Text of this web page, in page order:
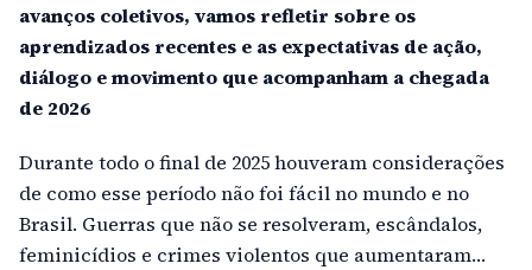
avanços coletivos, vamos refletir sobre os
aprendizados recentes e as expectativas de ação,
diálogo e movimento que acompanham a chegada
de 2026
Durante todo o final de 2025 houveram considerações
de como esse período não foi fácil no mundo e no
Brasil. Guerras que não se resolveram, escândalos,
feminicídios e crimes violentos que aumentaram…